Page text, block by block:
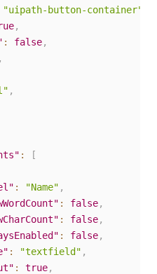
"uipath-button-container"
,
: false,
,
,
:
[
: "Name" ,
: false,
: false,
: false,
: "textfield" ,
: true,